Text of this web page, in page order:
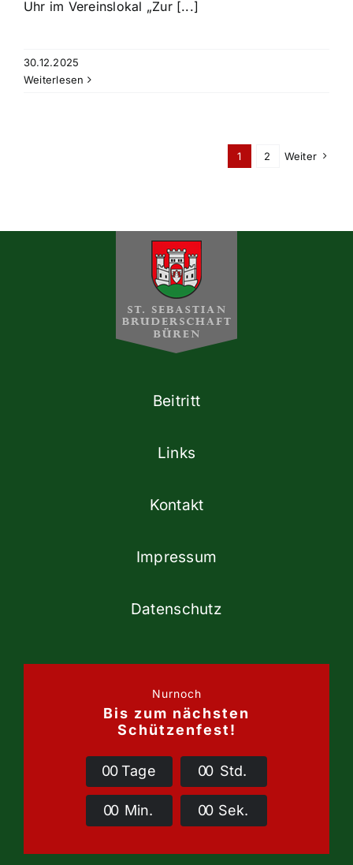
Uhr im Vereinslokal „Zur [...]
30.12.2025
Weiterlesen
1 2 Weiter
Beitritt
Links
Kontakt
Impressum
Datenschutz
Nurnoch
Bis zum nächsten
Schützenfest!
00Tage 00 Std.
00 Min. 00 Sek.